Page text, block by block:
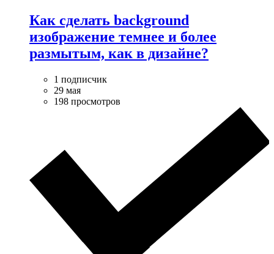
Как сделать background
изображение темнее и более
размытым, как в дизайне?
1 подписчик
29 мая
198 просмотров